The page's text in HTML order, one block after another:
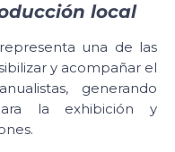
local
una de las
y acompañar el
generando
la exhibición y